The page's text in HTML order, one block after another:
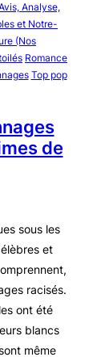
Analyse,
et Notre-
(Nos
Romance
Top pop
de
sous les
et
racisés.
ont été
blancs
même